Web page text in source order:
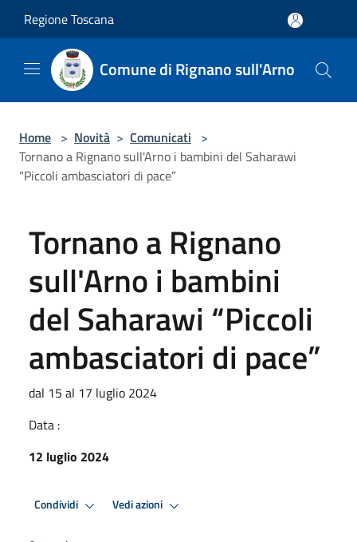
Regione Toscana
Comune di Rignano sull'Arno
Home > Novità > Comunicati >
Tornano a Rignano sull'Arno i bambini del Saharawi
“Piccoli ambasciatori di pace”
Tornano a Rignano
sull'Arno i bambini
del Saharawi “Piccoli
ambasciatori di pace”
dal 15 al 17 luglio 2024
Data :
12 luglio 2024
Condividi Vedi azioni